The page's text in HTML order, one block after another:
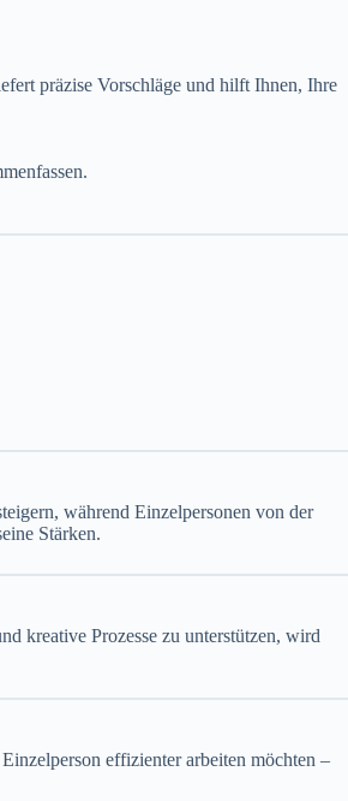
präzise Vorschläge und hilft Ihnen, Ihre
während Einzelpersonen von der
Stärken.
kreative Prozesse zu unterstützen, wird
effizienter arbeiten möchten –